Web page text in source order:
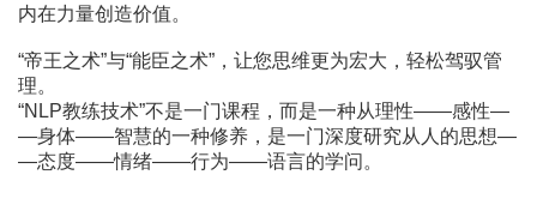
内在力量创造价值。
“帝王之术”与“能臣之术”，让您思维更为宏大，轻松驾驭管
理。
“NLP教练技术”不是一门课程，而是一种从理性――感性―
―身体――智慧的一种修养，是一门深度研究从人的思想―
―态度――情绪――行为――语言的学问。